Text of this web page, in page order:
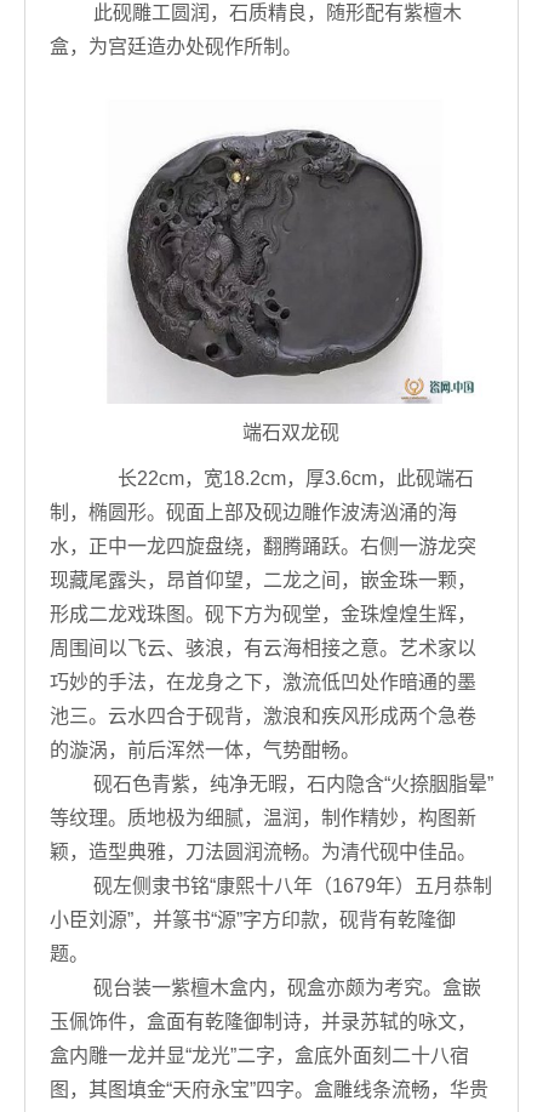
此砚雕工圆润，石质精良，随形配有紫檀木
盒，为宫廷造办处砚作所制。
端石双龙砚
长22cm，宽18.2cm，厚3.6cm，此砚端石
制，椭圆形。砚面上部及砚边雕作波涛汹涌的海
水，正中一龙四旋盘绕，翻腾踊跃。右侧一游龙突
现藏尾露头，昂首仰望，二龙之间，嵌金珠一颗，
形成二龙戏珠图。砚下方为砚堂，金珠煌煌生辉，
周围间以飞云、骇浪，有云海相接之意。艺术家以
巧妙的手法，在龙身之下，激流低凹处作暗通的墨
池三。云水四合于砚背，激浪和疾风形成两个急卷
的漩涡，前后浑然一体，气势酣畅。
砚石色青紫，纯净无暇，石内隐含“火捺胭脂晕”
等纹理。质地极为细腻，温润，制作精妙，构图新
颖，造型典雅，刀法圆润流畅。为清代砚中佳品。
砚左侧隶书铭“康熙十八年（1679年）五月恭制
小臣刘源”，并篆书“源”字方印款，砚背有乾隆御
题。
砚台装一紫檀木盒内，砚盒亦颇为考究。盒嵌
玉佩饰件，盒面有乾隆御制诗，并录苏轼的咏文，
盒内雕一龙并显“龙光”二字，盒底外面刻二十八宿
图，其图填金“天府永宝”四字。盒雕线条流畅，华贵